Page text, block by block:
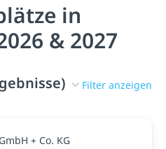
in
& 2027
Filter anzeigen
+ Co. KG